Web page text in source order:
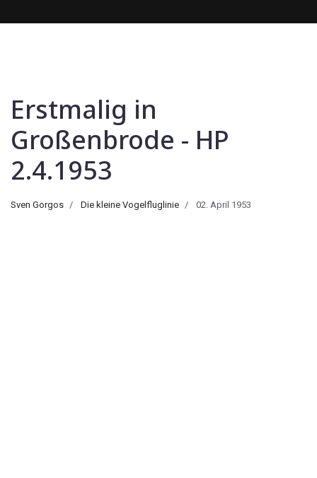
Erstmalig in
Großenbrode - HP
2.4.1953
Sven Gorgos Die kleine Vogelfluglinie 02. April 1953